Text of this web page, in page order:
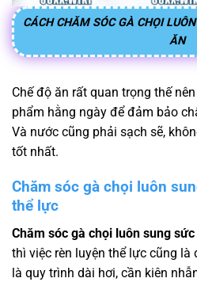
CÁCH CHĂM SÓC GÀ CHỌI
ĂN
Chế độ ăn rất quan trọng thế
phẩm hằng ngày để đảm bảo
Và nước cũng phải sạch sẽ,
tốt nhất.
Chăm sóc gà chọi luôn
thể lực
Chăm sóc gà chọi luôn sung sức
thì việc rèn luyện thể lực cũng
là quy trình dài hơi, cần kiên